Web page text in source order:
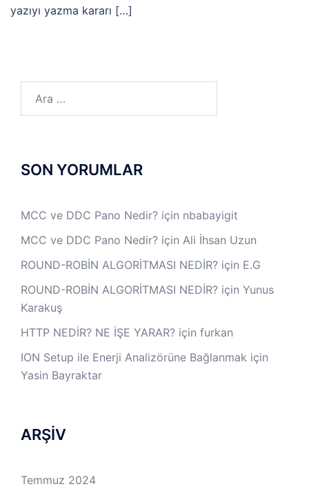
yazıyı yazma kararı […]
SON YORUMLAR
MCC ve DDC Pano Nedir? için nbabayigit
MCC ve DDC Pano Nedir? için Ali İhsan Uzun
ROUND-ROBİN ALGORİTMASI NEDİR? için E.G
ROUND-ROBİN ALGORİTMASI NEDİR? için Yunus
Karakuş
HTTP NEDİR? NE İŞE YARAR? için furkan
ION Setup ile Enerji Analizörüne Bağlanmak için
Yasin Bayraktar
ARŞİV
Temmuz 2024